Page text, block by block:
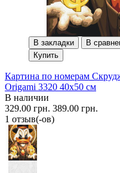
В закладки
В
Купить
Картина по номерам
Origami 3320 40x50 см
В наличии
329.00 грн. 389.00 грн.
1 отзыв(-ов)